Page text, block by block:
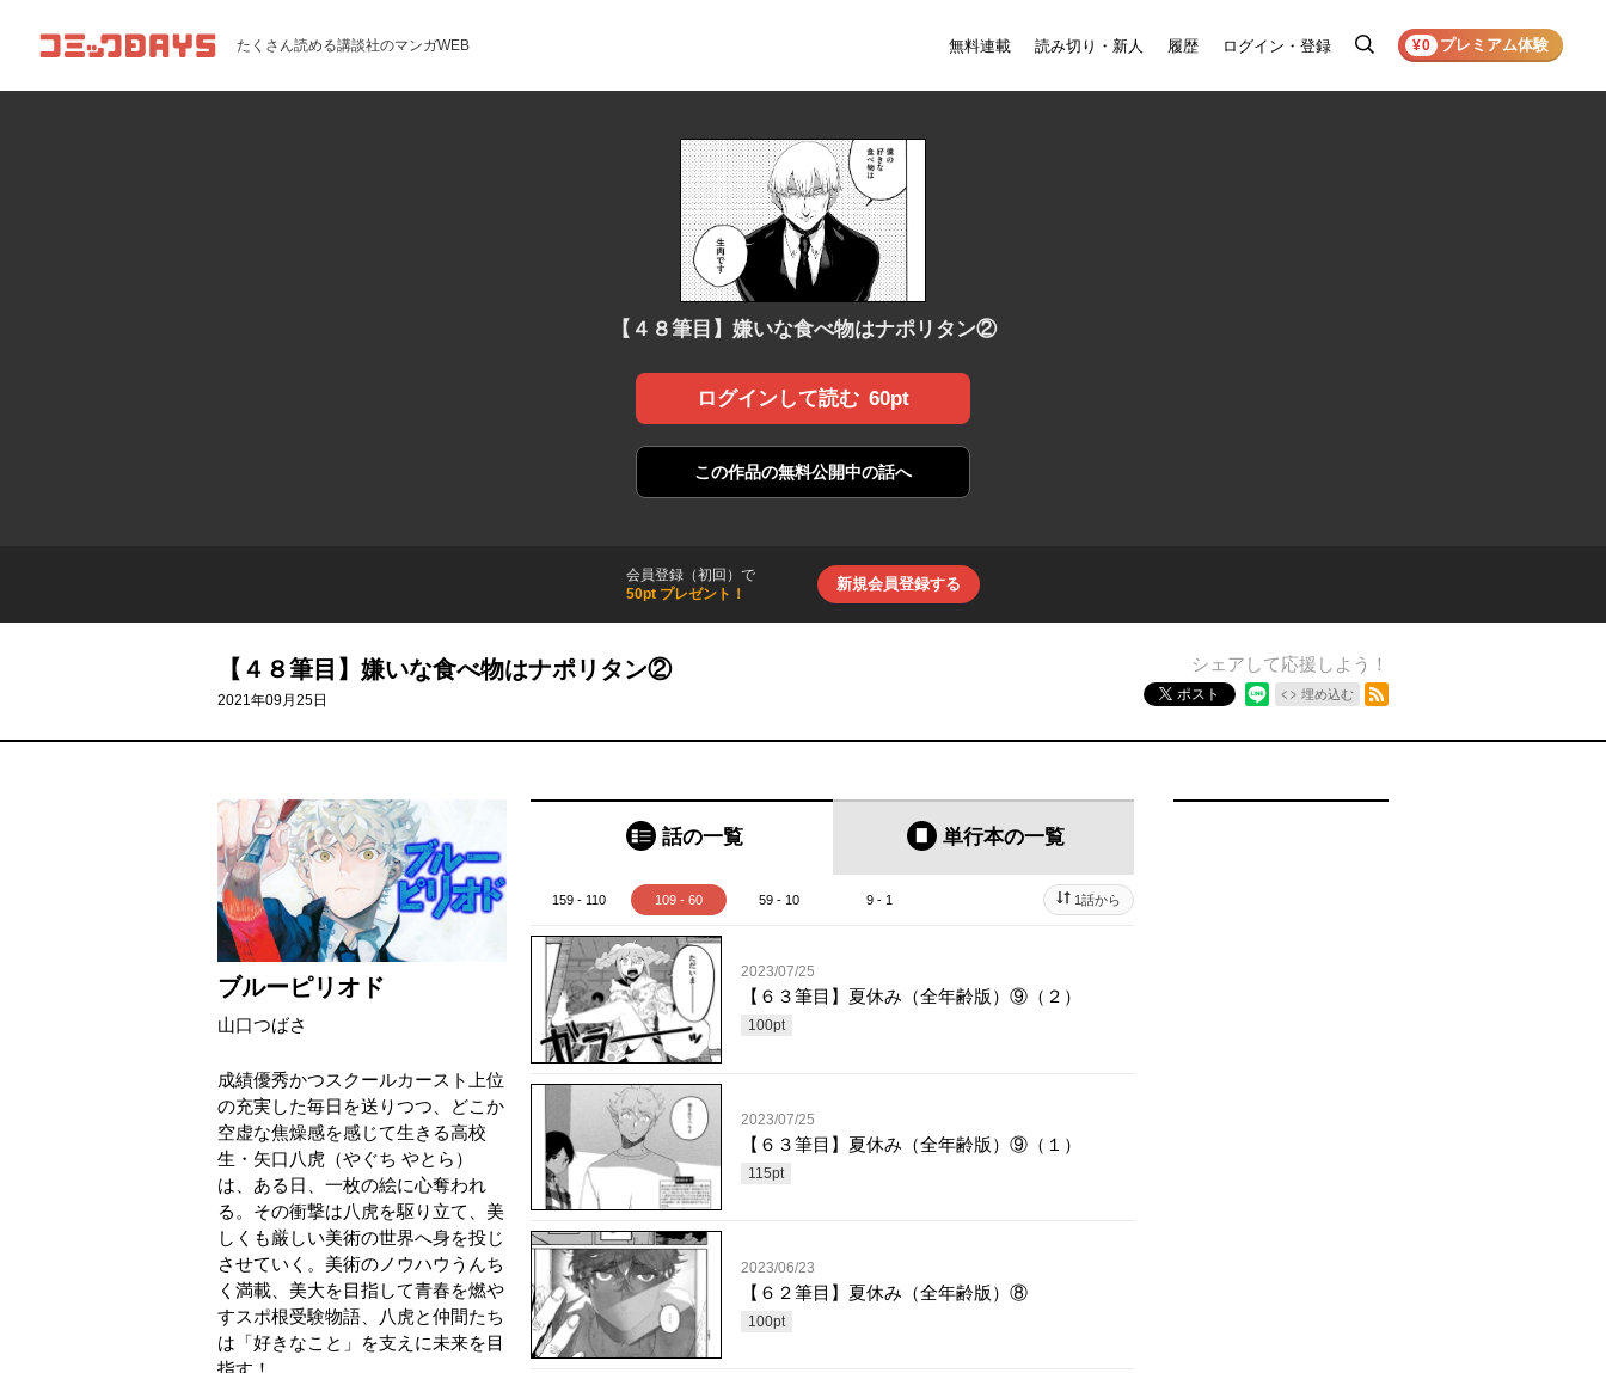
コミックDAYS たくさん読める講談社のマンガWEB 無料連載 読み切り・新人 履歴 ログイン・登録
検
¥0 プレミアム体験
【４８筆目】嫌いな食べ物はナポリタン②
ログインして読む 60pt
この作品の無料公開中の話へ
会員登録（初回）で
50pt プレゼント！
新規会員登録する
【４８筆目】嫌いな食べ物はナポリタン②
2021年09月25日
シェアして応援しよう！
ポスト 埋め込む
ブルーピリオド
山口つばさ
成績優秀かつスクールカースト上位
の充実した毎日を送りつつ、どこか
空虚な焦燥感を感じて生きる高校
生・矢口八虎（やぐち やとら）
は、ある日、一枚の絵に心奪われ
る。その衝撃は八虎を駆り立て、美
しくも厳しい美術の世界へ身を投じ
させていく。美術のノウハウうんち
く満載、美大を目指して青春を燃や
すスポ根受験物語、八虎と仲間たち
は「好きなこと」を支えに未来を目
指す！
話の一覧 単行本の一覧
159 - 110 109 - 60 59 - 10 9 - 1 1話から
2023/07/25
【６３筆目】夏休み（全年齢版）⑨（２）
100pt
2023/07/25
【６３筆目】夏休み（全年齢版）⑨（１）
115pt
2023/06/23
【６２筆目】夏休み（全年齢版）⑧
100pt